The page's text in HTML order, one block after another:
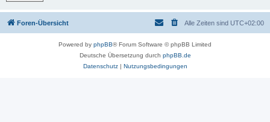
Foren-Übersicht Alle Zeiten sind UTC+02:00
Powered by phpBB® Forum Software © phpBB Limited
Deutsche Übersetzung durch phpBB.de
Datenschutz| Nutzungsbedingungen